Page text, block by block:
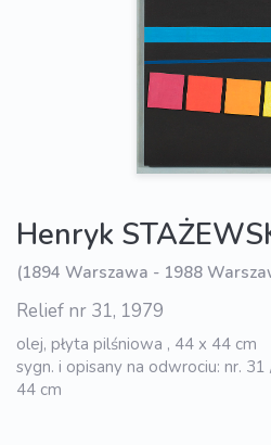
Henryk
(1894 Warszawa - 1988
Relief nr 31, 1979
olej, płyta pilśniowa , 44 x 44 cm
sygn. i opisany na odwrociu: nr.
44 cm